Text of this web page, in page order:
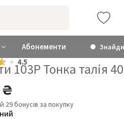
Абонементи Знайди
4.5
103P Тонка талія
₴
29бонусів за покупку